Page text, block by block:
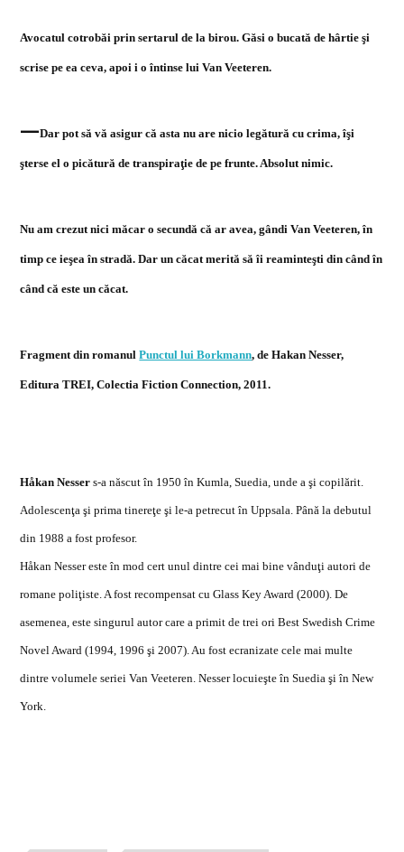
Avocatul cotrobăi prin sertarul de la birou. Găsi o bucată de hârtie şi
scrise pe ea ceva, apoi i o întinse lui Van Veeteren.
—Dar pot să vă asigur că asta nu are nicio legătură cu crima, îşi
şterse el o picătură de transpiraţie de pe frunte. Absolut nimic.
Nu am crezut nici măcar o secundă că ar avea, gândi Van Veeteren, în
timp ce ieşea în stradă. Dar un căcat merită să îi reaminteşti din când în
când că este un căcat.
Fragment din romanulPunctul lui Borkmann, de Hakan Nesser,
Editura TREI, Colectia Fiction Connection, 2011.
Håkan Nessers-a născut în 1950 în Kumla, Suedia, unde a şi copilărit.
Adolescenţa şi prima tinereţe şi le-a petrecut în Uppsala. Până la debutul
din 1988 a fost profesor.
Håkan Nesser este în mod cert unul dintre cei mai bine vânduţi autori de
romane poliţiste. A fost recompensat cu Glass Key Award (2000). De
asemenea, este singurul autor care a primit de trei ori Best Swedish Crime
Novel Award (1994, 1996 şi 2007). Au fost ecranizate cele mai multe
dintre volumele seriei Van Veeteren. Nesser locuieşte în Suedia şi în New
York.